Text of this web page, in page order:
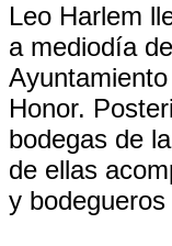
Leo Harlem
a mediodía
Honor.
bodegas de
de ellas
y bodegueros